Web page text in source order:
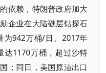
依赖，特朗普政府加大
企业在大陆礁层钻探石
为942万桶/日。2017年
达1170万桶，超过沙特
；同日，美国原油出口